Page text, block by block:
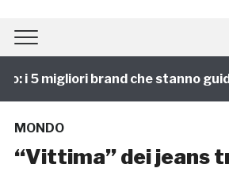
i 5 migliori brand che stanno
MONDO
“Vittima” dei jeans